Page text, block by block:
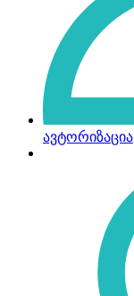
ავტორიზაცია